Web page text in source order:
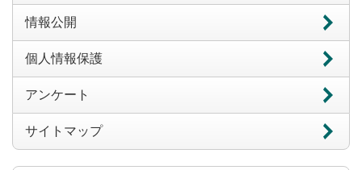
情報公開
個人情報保護
アンケート
サイトマップ